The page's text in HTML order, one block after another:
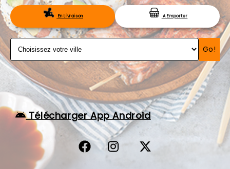
RÉSERVATIONEn Livraison A Emporter
Go!
Télécharger App Android